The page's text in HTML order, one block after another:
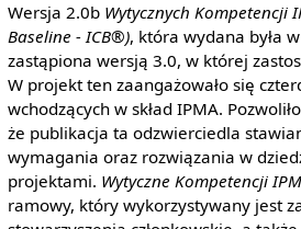
Wersja 2.0b Wytycznych Kompetencji
Baseline - ICB®), która wydana była
zastąpiona wersją 3.0, w której
W projekt ten zaangażowało się
wchodzących w skład IPMA.
że publikacja ta odzwierciedla
wymagania oraz rozwiązania w
projektami. Wytyczne Kompetencji
ramowy, który wykorzystywany jest